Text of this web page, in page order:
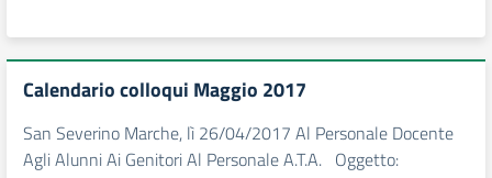
Calendario colloqui Maggio 2017
San Severino Marche, lì 26/04/2017 Al Personale Docente
Agli Alunni Ai Genitori Al Personale A.T.A. Oggetto: